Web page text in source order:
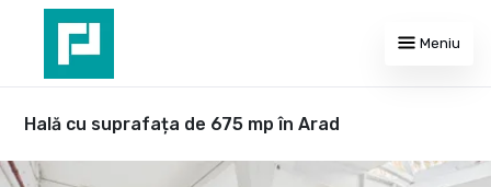
Meniu
Hală cu suprafața de 675 mp în Arad